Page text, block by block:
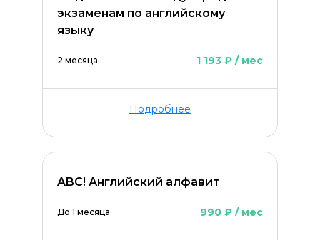
экзаменам по английскому
языку
2 месяца 1 193 ₽ / мес
Подробнее
ABC! Английский алфавит
До 1 месяца 990 ₽ / мес